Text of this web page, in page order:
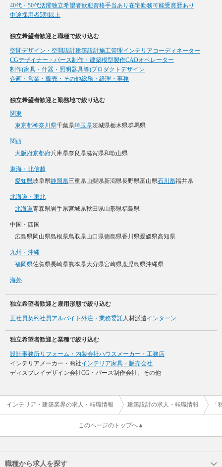
40代・50代活躍独立希望者歓迎資格手当あり 在宅勤務可能受賞歴あり
中途採用者5割以上
独立希望者歓迎と職種で絞り込む
空間デザイン・空間設計建築設計施工管理インテリアコーディネーター
CGデザイナー・パース制作・建築模型製作CADオペレーター
制作(家具・什器・照明器具等)プロダクトデザイン
企画・営業・販売・その他総務・経理・事務
独立希望者歓迎と勤務地で絞り込む
関東
東京都神奈川県千葉県埼玉県茨城県栃木県群馬県
関西
大阪府京都府兵庫県奈良県滋賀県和歌山県
東海・北信越
愛知県岐阜県静岡県三重県山梨県新潟県長野県富山県石川県福井県
北海道・東北
北海道青森県岩手県宮城県秋田県山形県福島県
中国・四国
広島県岡山県島根県鳥取県山口県徳島県香川県愛媛県高知県
九州・沖縄
福岡県佐賀県長崎県熊本県大分県宮崎県鹿児島県沖縄県
海外
独立希望者歓迎と雇用形態で絞り込む
正社員契約社員アルバイト 外注・業務委託人材派遣インターン
独立希望者歓迎と業種で絞り込む
設計事務所リフォーム・内装会社ハウスメーカー・工務店
インテリアメーカー・商社インテリア家具・販売会社
ディスプレイデザイン会社CG・パース制作会社、その他
インテリア・建築業界の求人・転職情報 建築設計の求人・転職情報
このページのトップへ▲
職種から求人を探す